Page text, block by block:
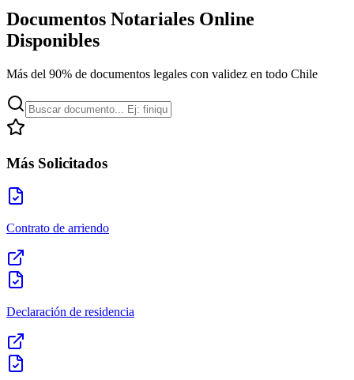
Documentos Notariales Online
Disponibles
Más del 90% de documentos legales con validez en todo Chile
Más Solicitados
Contrato de arriendo
Declaración de residencia